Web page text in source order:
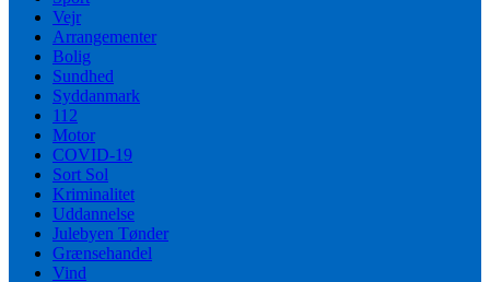
Vejr
Arrangementer
Bolig
Sundhed
Syddanmark
112
Motor
COVID-19
Sort Sol
Kriminalitet
Uddannelse
Julebyen Tønder
Grænsehandel
Vind